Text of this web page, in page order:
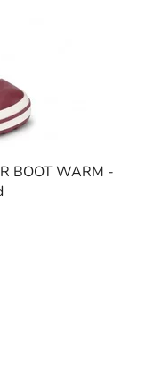
BOOT WARM -